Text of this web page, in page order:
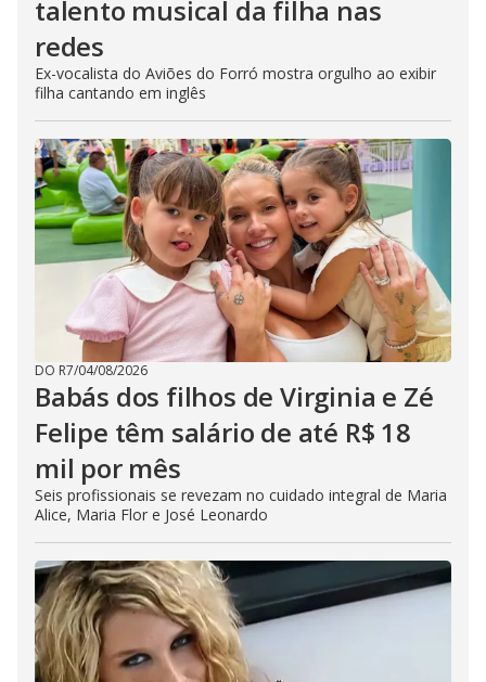
talento musical da filha nas
redes
Ex-vocalista do Aviões do Forró mostra orgulho ao exibir
filha cantando em inglês
DO R7/04/08/2026
Babás dos filhos de Virginia e Zé
Felipe têm salário de até R$ 18
mil por mês
Seis profissionais se revezam no cuidado integral de Maria
Alice, Maria Flor e José Leonardo